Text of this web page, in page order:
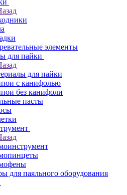
элементы
для пайки
для пайки
с канифолью
без канифоли
пасты
для паяльного оборудования